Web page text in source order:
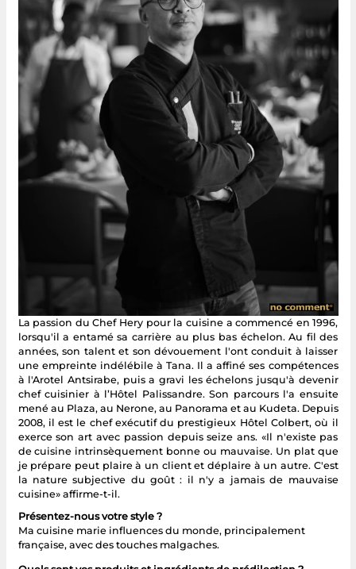
La passion du Chef Hery pour la cuisine a commencé en 1996,
lorsqu'il a entamé sa carrière au plus bas échelon. Au fil des
années, son talent et son dévouement l'ont conduit à laisser
une empreinte indélébile à Tana. Il a affiné ses compétences
à l'Arotel Antsirabe, puis a gravi les échelons jusqu'à devenir
chef cuisinier à l’Hôtel Palissandre. Son parcours l'a ensuite
mené au Plaza, au Nerone, au Panorama et au Kudeta. Depuis
2008, il est le chef exécutif du prestigieux Hôtel Colbert, où il
exerce son art avec passion depuis seize ans. «Il n'existe pas
de cuisine intrinsèquement bonne ou mauvaise. Un plat que
je prépare peut plaire à un client et déplaire à un autre. C'est
la nature subjective du goût : il n'y a jamais de mauvaise
cuisine» affirme-t-il.
Présentez-nous votre style ?
Ma cuisine marie influences du monde, principalement
française, avec des touches malgaches.